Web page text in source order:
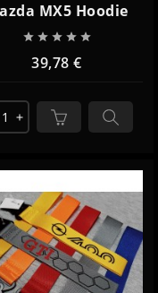
MX5 Hoodie
    
39,78 €
add